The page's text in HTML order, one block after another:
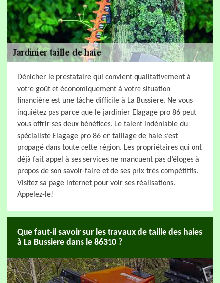
Dénicher le prestataire qui convient qualitativement à
votre goût et économiquement à votre situation
financière est une tâche difficile à La Bussiere. Ne vous
inquiétez pas parce que le jardinier Elagage pro 86 peut
vous offrir ses deux bénéfices. Le talent indéniable du
spécialiste Elagage pro 86 en taillage de haie s’est
propagé dans toute cette région. Les propriétaires qui ont
déjà fait appel à ses services ne manquent pas d’éloges à
propos de son savoir-faire et de ses prix très compétitifs.
Visitez sa page internet pour voir ses réalisations.
Appelez-le!
Que faut-il savoir sur les travaux de taille des haies
à La Bussiere dans le 86310 ?